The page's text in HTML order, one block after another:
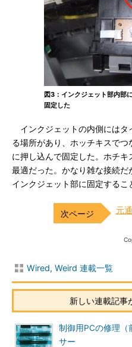
図3：インクジェット部内部
固定した
インクジェットの内側にはタ
る場所があり、ホッチキスで
に押し込んで固定した。ホチ
最適だった。かなり雑な接続
インクジェット部に固定するこ
元
Wired, Weird 連載一覧
新しい連載記事
制御用PCの修理（
サー